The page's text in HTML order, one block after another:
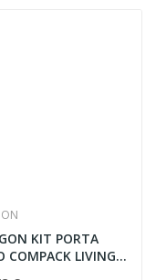
KIT PORTA
COMPACK LIVING